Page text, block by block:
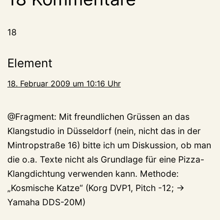
18
Element
18. Februar 2009 um 10:16 Uhr
@Fragment: Mit freundlichen Grüssen an das
Klangstudio in Düsseldorf (nein, nicht das in der
Mintropstraße 16) bitte ich um Diskussion, ob man
die o.a. Texte nicht als Grundlage für eine Pizza-
Klangdichtung verwenden kann. Methode:
„Kosmische Katze“ (Korg DVP1, Pitch -12; ->
Yamaha DDS-20M)